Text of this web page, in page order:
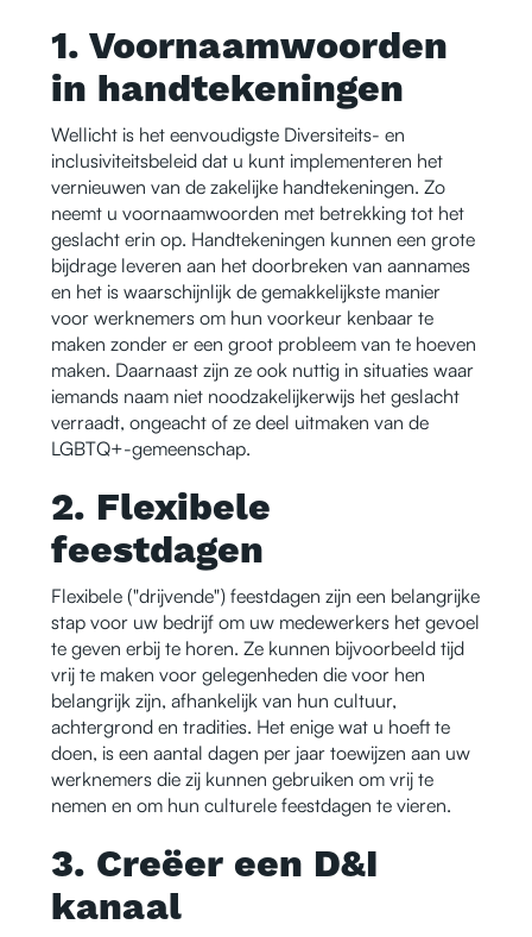
1. Voornaamwoorden
in handtekeningen
Wellicht is het eenvoudigste Diversiteits- en
inclusiviteitsbeleid dat u kunt implementeren het
vernieuwen van de zakelijke handtekeningen. Zo
neemt u voornaamwoorden met betrekking tot het
geslacht erin op. Handtekeningen kunnen een grote
bijdrage leveren aan het doorbreken van aannames
en het is waarschijnlijk de gemakkelijkste manier
voor werknemers om hun voorkeur kenbaar te
maken zonder er een groot probleem van te hoeven
maken. Daarnaast zijn ze ook nuttig in situaties waar
iemands naam niet noodzakelijkerwijs het geslacht
verraadt, ongeacht of ze deel uitmaken van de
LGBTQ+-gemeenschap.
2. Flexibele
feestdagen
Flexibele ("drijvende") feestdagen zijn een belangrijke
stap voor uw bedrijf om uw medewerkers het gevoel
te geven erbij te horen. Ze kunnen bijvoorbeeld tijd
vrij te maken voor gelegenheden die voor hen
belangrijk zijn, afhankelijk van hun cultuur,
achtergrond en tradities. Het enige wat u hoeft te
doen, is een aantal dagen per jaar toewijzen aan uw
werknemers die zij kunnen gebruiken om vrij te
nemen en om hun culturele feestdagen te vieren.
3. Creëer een D&I
kanaal